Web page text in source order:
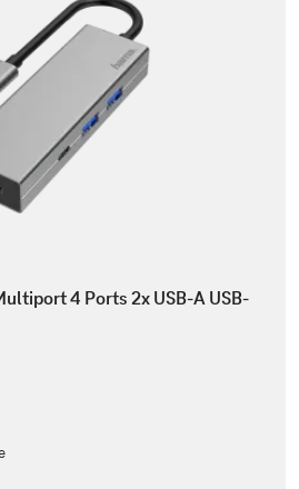
4 Ports 2x USB-A USB-